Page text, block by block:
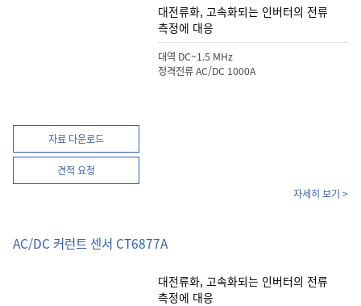
자료 다운로드
견적 요청
대전류화, 고속화되는 인버터의 전류
측정에 대응
대역 DC~1.5 MHz
정격전류 AC/DC 1000A
자세히 보기 >
AC/DC 커런트 센서 CT6877A
대전류화, 고속화되는 인버터의 전류
측정에 대응